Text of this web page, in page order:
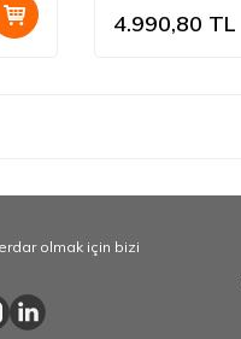
4.990,80 TL
olmak için bizi